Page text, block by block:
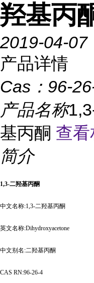
羟基丙
2019-04-07
产品详情
Cas： 96-
产品名称
基丙酮 查
简介
1,3-二羟基丙酮
中文名称:1,3-二羟基丙酮
英文名称:Dihydroxyacetone
中文别名 :二羟基丙酮
CAS RN:96-26-4